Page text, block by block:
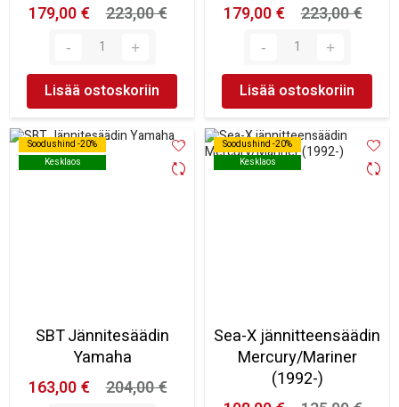
179,00 €
223,00 €
Lisää ostoskoriin
179,00 €
223,00 €
Lisää ostoskoriin
Soodushind -20%
Kesklaos
Soodushind -20%
Kesklaos
SBT Jännitesäädin
Yamaha
163,00 €
204,00 €
Soodushind -20%
Kesklaos
Soodushind -20%
Kesklaos
Sea-X jännitteensäädin
Mercury/Mariner
(1992-)